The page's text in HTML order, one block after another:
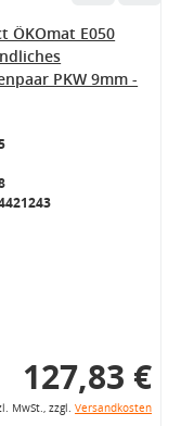
ÖKOmat E050
PKW 9mm -
127,83 €
MwSt., zzgl. Versandkosten